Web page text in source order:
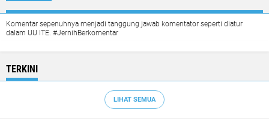
Komentar sepenuhnya menjadi tanggung jawab komentator seperti diatur
dalam UU ITE. #JernihBerkomentar
TERKINI
LIHAT SEMUA